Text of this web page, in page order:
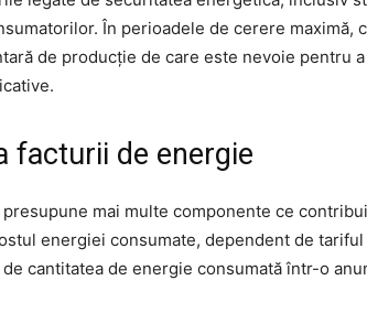
În perioadele de cerere maximă,
de producție de care este nevoie pentru
facturii de energie
mai multe componente ce
energiei consumate, dependent de
cantitatea de energie consumată într-o